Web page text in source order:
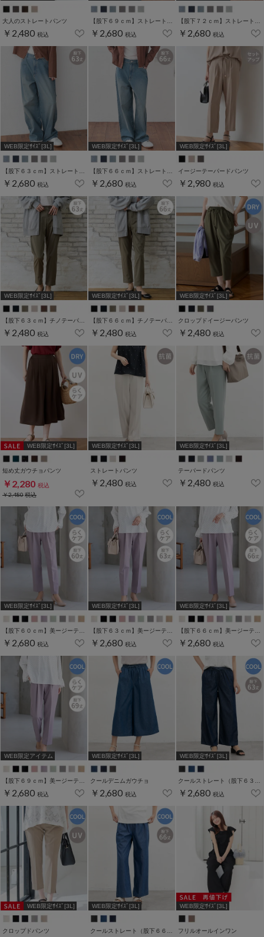
大人のストレートパンツ
￥2,480 税込 ￥2,680 税込 ￥2,680 税込
WEB限定ｻｲｽﾞ[3L]
￥2,680 税込
WEB限定ｻｲｽﾞ[3L]
￥2,680 税込
WEB限定ｻｲｽﾞ[3L]
イージーテーパードパンツ
￥2,980 税込
WEB限定ｻｲｽﾞ[3L]
￥2,480 税込
WEB限定ｻｲｽﾞ[3L]
￥2,480 税込
WEB限定ｻｲｽﾞ[3L]
クロップドイージーパンツ
￥2,480 税込
WEB限定ｻｲｽﾞ[3L]
短め丈ガウチョパンツ
￥2,280 税込
￥2,480税込
WEB限定ｻｲｽﾞ[3L]
ストレートパンツ
￥2,480 税込
WEB限定ｻｲｽﾞ[3L]
テーパードパンツ
￥2,480 税込
WEB限定ｻｲｽﾞ[3L]
【股下６０ｃｍ】美ージーテーパード(股下60/63/66/69cm展開)
￥2,680 税込
WEB限定ｻｲｽﾞ[3L]
【股下６３ｃｍ】美ージーテーパード(股下60/63/66/69cm展開)
￥2,680 税込
WEB限定ｻｲｽﾞ[3L]
【股下６６ｃｍ】美ージーテーパード(股下60/63/66/69cm展開)
￥2,680 税込
WEB限定アイテム
￥2,680 税込
WEB限定ｻｲｽﾞ[3L]
クールデニムガウチョ
￥2,680 税込
WEB限定ｻｲｽﾞ[3L]
￥2,680 税込
WEB限定ｻｲｽﾞ[3L]
クロップドパンツ
WEB限定ｻｲｽﾞ[3L] WEB限定ｻｲｽﾞ[3L]
フリルオールインワン